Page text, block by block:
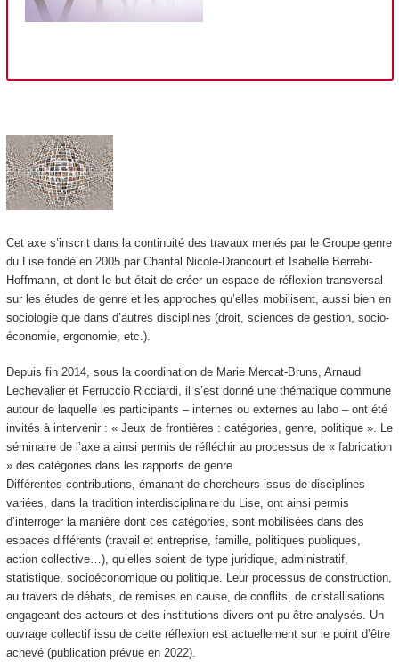
Cet axe s’inscrit dans la continuité des travaux menés par le Groupe genre
du Lise fondé en 2005 par Chantal Nicole-Drancourt et Isabelle Berrebi-
Hoffmann, et dont le but était de créer un espace de réflexion transversal
sur les études de genre et les approches qu’elles mobilisent, aussi bien en
sociologie que dans d’autres disciplines (droit, sciences de gestion, socio-
économie, ergonomie, etc.).
Depuis fin 2014, sous la coordination de Marie Mercat-Bruns, Arnaud
Lechevalier et Ferruccio Ricciardi, il s’est donné une thématique commune
autour de laquelle les participants – internes ou externes au labo – ont été
invités à intervenir : « Jeux de frontières : catégories, genre, politique ». Le
séminaire de l’axe a ainsi permis de réfléchir au processus de « fabrication
» des catégories dans les rapports de genre.
Différentes contributions, émanant de chercheurs issus de disciplines
variées, dans la tradition interdisciplinaire du Lise, ont ainsi permis
d’interroger la manière dont ces catégories, sont mobilisées dans des
espaces différents (travail et entreprise, famille, politiques publiques,
action collective…), qu’elles soient de type juridique, administratif,
statistique, socioéconomique ou politique. Leur processus de construction,
au travers de débats, de remises en cause, de conflits, de cristallisations
engageant des acteurs et des institutions divers ont pu être analysés. Un
ouvrage collectif issu de cette réflexion est actuellement sur le point d’être
achevé (publication prévue en 2022).